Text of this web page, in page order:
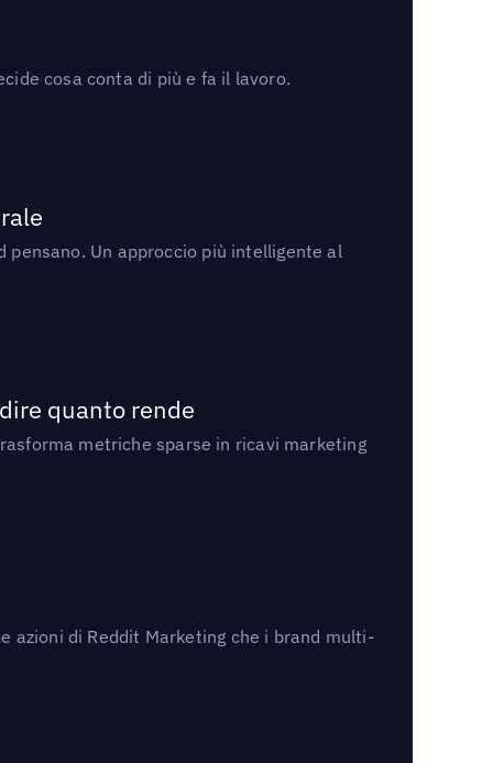
cosa conta di più e fa il lavoro.
pensano. Un approccio più intelligente al
quanto rende
metriche sparse in ricavi marketing
azioni di Reddit Marketing che i brand multi-